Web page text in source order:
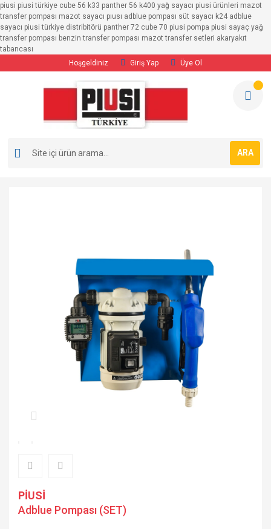
piusi piusi türkiye cube 56 k33 panther 56 k400 yağ sayacı piusi ürünleri mazot
transfer pompası mazot sayacı pıusı adblue pompası süt sayacı k24 adblue
sayacı piusi türkiye distribitörü panther 72 cube 70 piusi pompa piusi sayaç yağ
transfer pompası benzin transfer pompası mazot transfer setleri akaryakıt
tabancası
Hoşgeldiniz
Giriş Yap Üye Ol
ARA
PİUSİ
Adblue Pompası (SET)